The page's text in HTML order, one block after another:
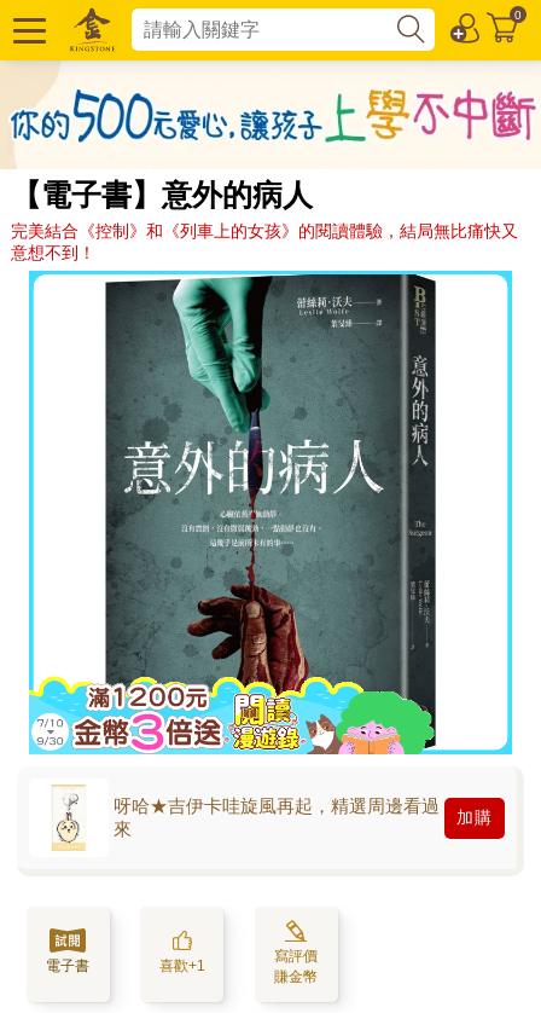
0
【電子書】意外的病人
完美結合《控制》和《列車上的女孩》的閱讀體驗，結局無比痛快又
意想不到！
呀哈★吉伊卡哇旋風再起，精選周邊看過
來
加購
電子書 喜歡+1
寫評價
賺金幣